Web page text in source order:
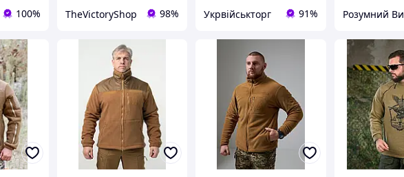
100% TheVictoryShop 98% Укрвійськторг 91%